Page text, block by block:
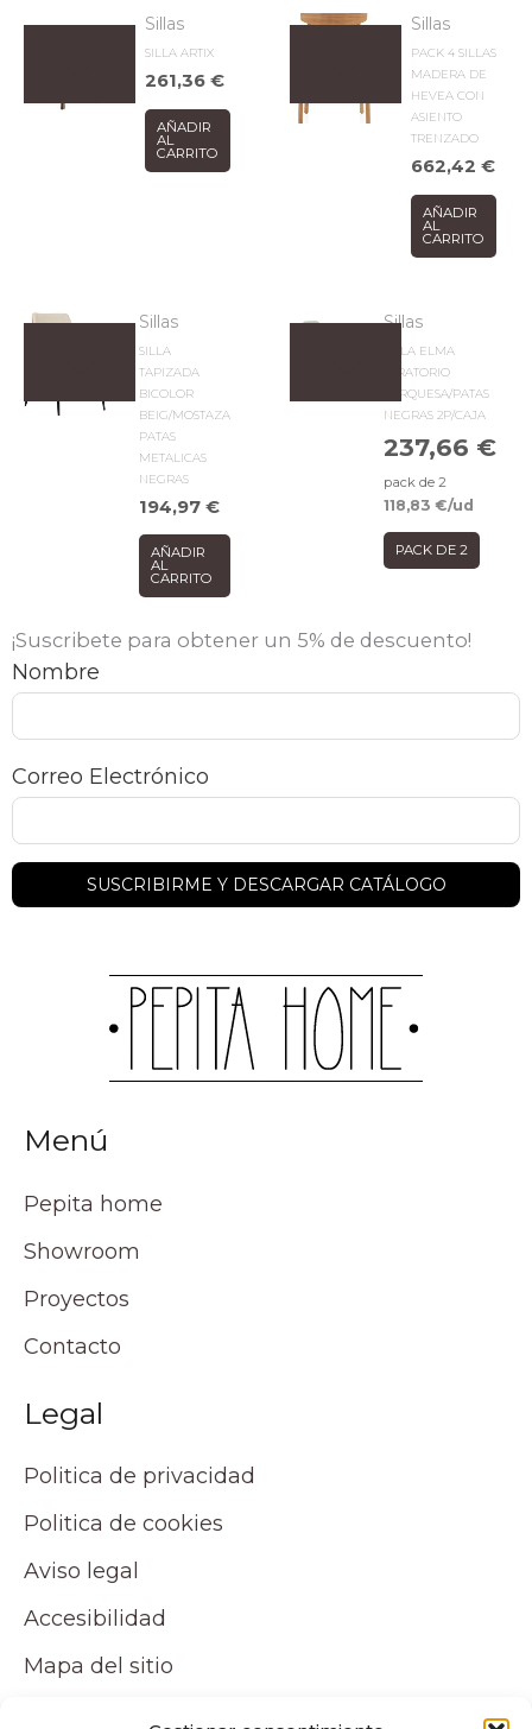
Sillas
SILLA ARTIX
261,36€
AÑADIR
AL
CARRITO
Sillas
PACK 4 SILLAS
MADERA DE
HEVEA CON
ASIENTO
TRENZADO
662,42€
AÑADIR
AL
CARRITO
Sillas
SILLA
TAPIZADA
BICOLOR
BEIG/MOSTAZA
PATAS
METALICAS
NEGRAS
194,97€
AÑADIR
AL
CARRITO
Sillas
SILLA ELMA
GIRATORIO
TURQUESA/PATAS
NEGRAS 2P/CAJA
237,66 €
pack de 2
118,83€/ud
PACK DE 2
¡Suscribete para obtener un 5% de descuento!
Nombre
Correo Electrónico
Menú
Pepita home
Showroom
Proyectos
Contacto
Legal
Politica de privacidad
Politica de cookies
Aviso legal
Accesibilidad
Mapa del sitio